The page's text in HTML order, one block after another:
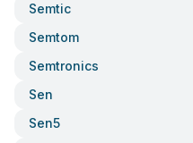
Semtic
Semtom
Semtronics
Sen
Sen5